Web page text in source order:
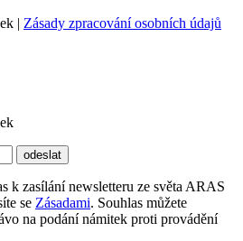
| Zásady zpracování osobních údajů
k zasílání newsletteru ze světa ARAS
se Zásadami. Souhlas můžete
na podání námitek proti provádění